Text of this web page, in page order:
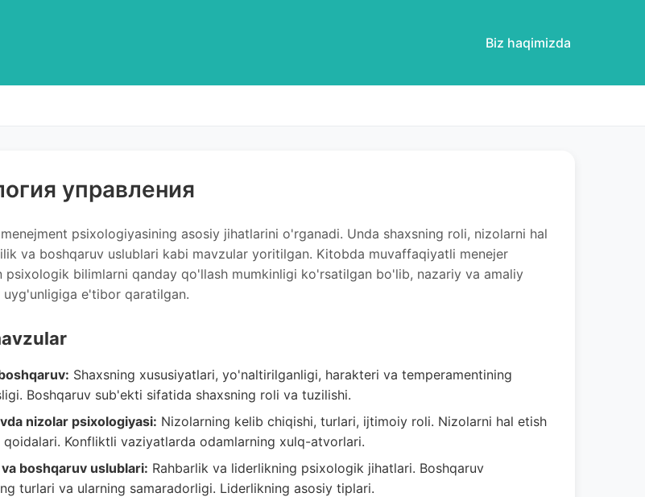
Biz haqimizda
управления
psixologiyasining asosiy jihatlarini o'rganadi. Unda shaxsning roli, nizolarni hal
va boshqaruv uslublari kabi mavzular yoritilgan. Kitobda muvaffaqiyatli menejer
psixologik bilimlarni qanday qo'llash mumkinligi ko'rsatilgan bo'lib, nazariy va amaliy
uyg'unligiga e'tibor qaratilgan.
Shaxsning xususiyatlari, yo'naltirilganligi, harakteri va temperamentining
Boshqaruv sub'ekti sifatida shaxsning roli va tuzilishi.
nizolar psixologiyasi: Nizolarning kelib chiqishi, turlari, ijtimoiy roli. Nizolarni hal etish
qoidalari. Konfliktli vaziyatlarda odamlarning xulq-atvorlari.
boshqaruv uslublari: Rahbarlik va liderlikning psixologik jihatlari. Boshqaruv
turlari va ularning samaradorligi. Liderlikning asosiy tiplari.